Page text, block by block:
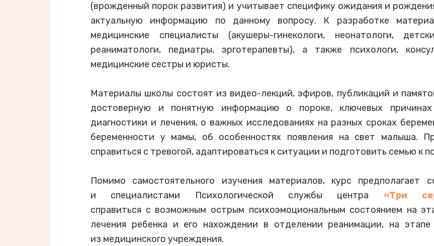
(врожденный порок развития) и учитывает специфику ожидания и
актуальную информацию по данному вопросу. К разработке
медицинские специалисты (акушеры-гинекологи, неонатологи,
реаниматологи, педиатры, эрготерапевты), а также психологи,
медицинские сестры и юристы.
Материалы школы состоят из видео-лекций, эфиров, публикаций и
достоверную и понятную информацию о пороке, ключевых
диагностики и лечения, о важных исследованиях на разных сроках
беременности у мамы, об особенностях появления на свет малыша.
справиться с тревогой, адаптироваться к ситуации и подготовить семью к
Помимо самостоятельного изучения материалов, курс предполагает
и специалистами Психологической службы центра «Три
справиться с возможным острым психоэмоциональным состоянием на
лечения ребенка и его нахождении в отделении реанимации, на
из медицинского учреждения.